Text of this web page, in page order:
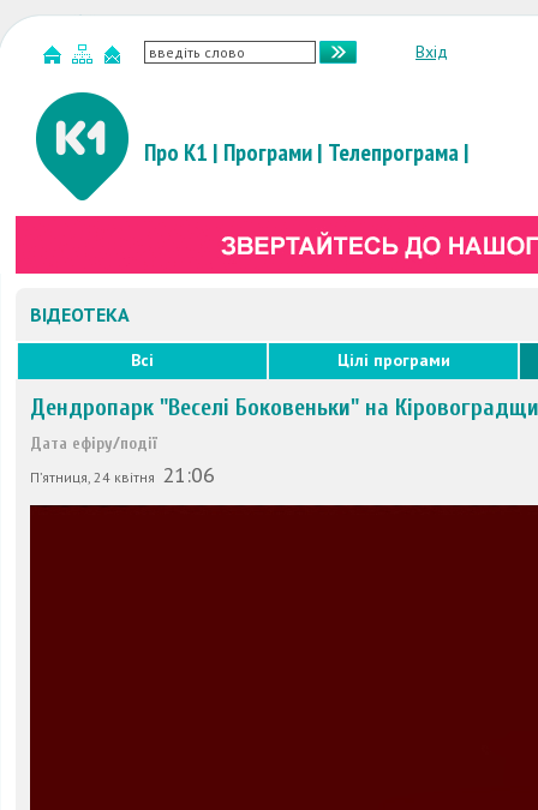
Вхід
Про К1 | Програми| Телепрограма|
ВІДЕОТЕКА
Всі Цілі програми
Дендропарк "Веселі Боковеньки" на
Дата ефіру/події
П’ятниця, 24 квітня 21:06